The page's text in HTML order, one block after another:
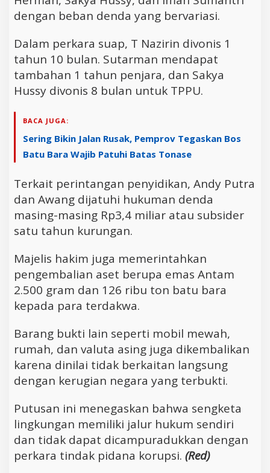
dengan beban denda yang bervariasi.
Dalam perkara suap, T Nazirin divonis 1
tahun 10 bulan. Sutarman mendapat
tambahan 1 tahun penjara, dan Sakya
Hussy divonis 8 bulan untuk TPPU.
BACA JUGA:
Sering Bikin Jalan Rusak, Pemprov Tegaskan Bos
Batu Bara Wajib Patuhi Batas Tonase
Terkait perintangan penyidikan, Andy Putra
dan Awang dijatuhi hukuman denda
masing-masing Rp3,4 miliar atau subsider
satu tahun kurungan.
Majelis hakim juga memerintahkan
pengembalian aset berupa emas Antam
2.500 gram dan 126 ribu ton batu bara
kepada para terdakwa.
Barang bukti lain seperti mobil mewah,
rumah, dan valuta asing juga dikembalikan
karena dinilai tidak berkaitan langsung
dengan kerugian negara yang terbukti.
Putusan ini menegaskan bahwa sengketa
lingkungan memiliki jalur hukum sendiri
dan tidak dapat dicampuradukkan dengan
perkara tindak pidana korupsi. (Red)